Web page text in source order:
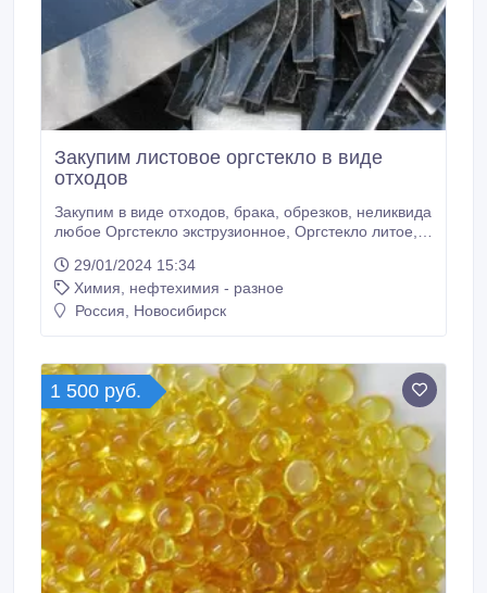
Закупим листовое оргстекло в виде
отходов
Закупим в виде отходов, брака, обрезков, неликвида
любое Оргстекло экструзионное, Оргстекло литое,
светотехническое листовое марок СБ, СБПТ, Блоки
из оргстекла, Акриловые трубы и стержни,
Поликарбонат монолитный, Полистирол
интегрально вспененные ПВХ-листы, на постоянной
основе покупаем отходы оргстекла (ПММА) Любых
заводов производителей ОАО «Дзержинское
Оргстекло» (Россия), «Perspex International Ltd.
29/01/2024 15:34
Химия, нефтехимия - разное
Россия, Новосибирск
1 500 руб.